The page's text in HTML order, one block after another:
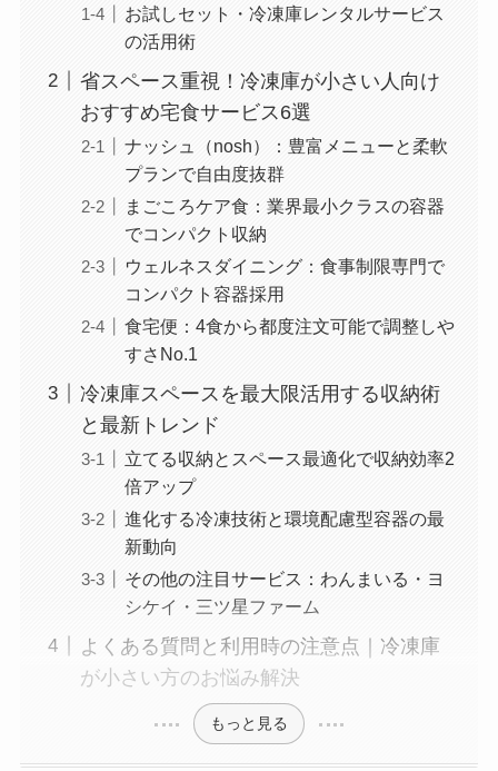
お試しセット・冷凍庫レンタルサービス
の活用術
省スペース重視！冷凍庫が小さい人向け
おすすめ宅食サービス6選
ナッシュ（nosh）：豊富メニューと柔軟
プランで自由度抜群
まごころケア食：業界最小クラスの容器
でコンパクト収納
ウェルネスダイニング：食事制限専門で
コンパクト容器採用
食宅便：4食から都度注文可能で調整しや
すさNo.1
冷凍庫スペースを最大限活用する収納術
と最新トレンド
立てる収納とスペース最適化で収納効率2
倍アップ
進化する冷凍技術と環境配慮型容器の最
新動向
その他の注目サービス：わんまいる・ヨ
シケイ・三ツ星ファーム
よくある質問と利用時の注意点｜冷凍庫
が小さい方のお悩み解決
もっと見る